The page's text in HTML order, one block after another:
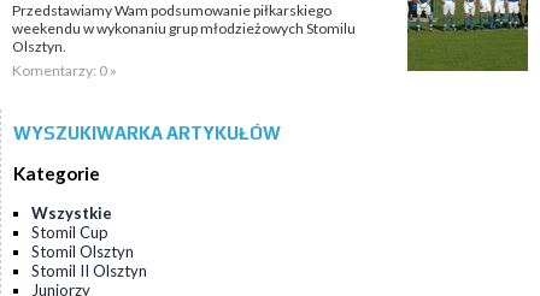
Przedstawiamy Wam podsumowanie piłkarskiego
weekendu w wykonaniu grup młodzieżowych Stomilu
Olsztyn.
Komentarzy: 0 »
WYSZUKIWARKA ARTYKUŁÓW
Kategorie
Wszystkie
Stomil Cup
Stomil Olsztyn
Stomil II Olsztyn
Juniorzy